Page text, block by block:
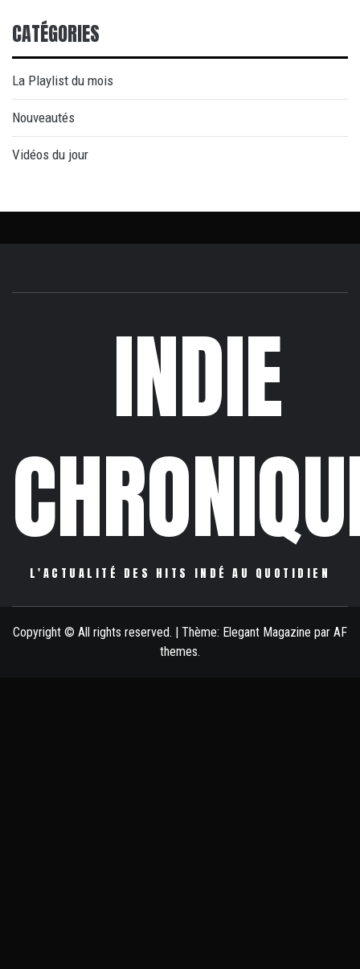
CATÉGORIES
La Playlist du mois
Nouveautés
Vidéos du jour
INDIE
L'ACTUALITÉ DES HITS INDÉ AU QUOTIDIEN
Copyright © All rights reserved. Thème: Elegant Magazine par AF
themes.